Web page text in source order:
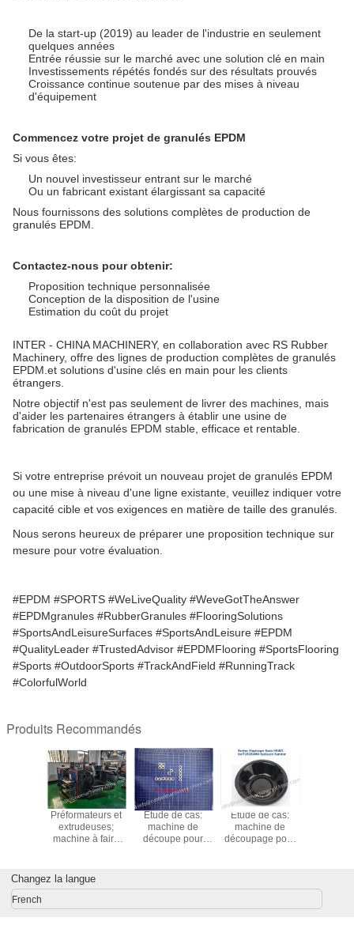
De la start-up (2019) au leader de l'industrie en seulement
quelques années
Entrée réussie sur le marché avec une solution clé en main
Investissements répétés fondés sur des résultats prouvés
Croissance continue soutenue par des mises à niveau
d'équipement
Commencez votre projet de granulés EPDM
Si vous êtes:
Un nouvel investisseur entrant sur le marché
Ou un fabricant existant élargissant sa capacité
Nous fournissons des solutions complètes de production de
granulés EPDM.
Contactez-nous pour obtenir:
Proposition technique personnalisée
Conception de la disposition de l'usine
Estimation du coût du projet
INTER - CHINA MACHINERY, en collaboration avec RS Rubber
Machinery, offre des lignes de production complètes de granulés
EPDM.et solutions d'usine clés en main pour les clients
étrangers.
Notre objectif n'est pas seulement de livrer des machines, mais
d'aider les partenaires étrangers à établir une usine de
fabrication de granulés EPDM stable, efficace et rentable.
Si votre entreprise prévoit un nouveau projet de granulés EPDM
ou une mise à niveau d'une ligne existante, veuillez indiquer votre
capacité cible et vos exigences en matière de taille des granulés.
Nous serons heureux de préparer une proposition technique sur
mesure pour votre évaluation.
#EPDM #SPORTS #WeLiveQuality #WeveGotTheAnswer
#EPDMgranules #RubberGranules #FlooringSolutions
#SportsAndLeisureSurfaces #SportsAndLeisure #EPDM
#QualityLeader #TrustedAdvisor #EPDMFlooring #SportsFlooring
#Sports #OutdoorSports #TrackAndField #RunningTrack
#ColorfulWorld
Produits Recommandés
Préformateurs et
extrudeuses;
machine à faire
en un; machine
universelle pour
caoutchouc;
Étude de cas:
machine de
découpe pour
joints en
anneaux coupés;
Étude de cas:
machine de
découpage pour
FURUKAWA
Changez la langue
French